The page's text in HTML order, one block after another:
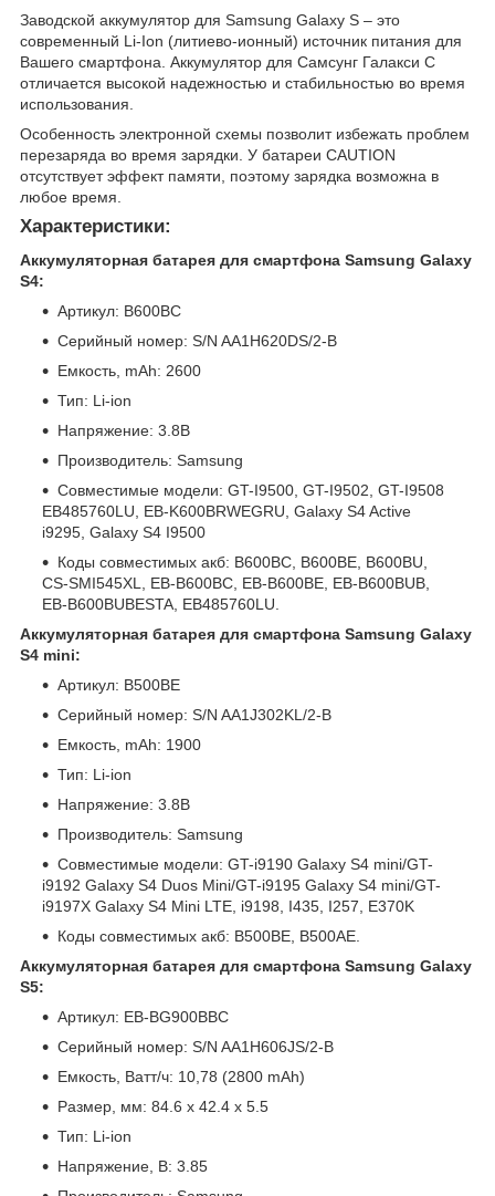
Заводской аккумулятор для Samsung Galaxy S – это
современный Li-Ion (литиево-ионный) источник питания для
Вашего смартфона. Аккумулятор для Самсунг Галакси С
отличается высокой надежностью и стабильностью во время
использования.
Особенность электронной схемы позволит избежать проблем
перезаряда во время зарядки. У батареи CAUTION
отсутствует эффект памяти, поэтому зарядка возможна в
любое время.
Характеристики:
Аккумуляторная батарея для смартфона Samsung Galaxy
S4:
Артикул: B600BC
Серийный номер: S/N AA1H620DS/2-B
Емкость, mAh: 2600
Тип: Li-ion
Напряжение: 3.8В
Производитель: Samsung
Совместимые модели: GT-I9500, GT-I9502, GT-I9508
EB485760LU, EB-K600BRWEGRU, Galaxy S4 Active
i9295, Galaxy S4 I9500
Коды совместимых акб: B600BC, B600BE, B600BU,
CS-SMI545XL, EB-B600BC, EB-B600BE, EB-B600BUB,
EB-B600BUBESTA, EB485760LU.
Аккумуляторная батарея для смартфона Samsung Galaxy
S4 mini:
Артикул: B500BE
Серийный номер: S/N AA1J302KL/2-B
Емкость, mAh: 1900
Тип: Li-ion
Напряжение: 3.8В
Производитель: Samsung
Совместимые модели: GT-i9190 Galaxy S4 mini/GT-
i9192 Galaxy S4 Duos Mini/GT-i9195 Galaxy S4 mini/GT-
i9197X Galaxy S4 Mini LTE, i9198, I435, I257, E370K
Коды совместимых акб: B500BE, B500AE.
Аккумуляторная батарея для смартфона Samsung Galaxy
S5:
Артикул: EB-BG900BBC
Серийный номер: S/N AA1H606JS/2-B
Емкость, Ватт/ч: 10,78 (2800 mAh)
Размер, мм: 84.6 x 42.4 x 5.5
Тип: Li-ion
Напряжение, В: 3.85